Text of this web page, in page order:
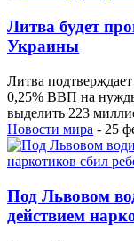
Литва будет
Украины
Литва подтверждает
0,25% ВВП на
выделить 223
Новости мира - 25
Под Львовом
действием